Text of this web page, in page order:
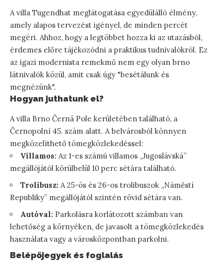
A villa Tugendhat meglátogatása egyedülálló élmény,
amely alapos tervezést igényel, de minden percét
megéri. Ahhoz, hogy a legtöbbet hozza ki az utazásból,
érdemes előre tájékozódni a praktikus tudnivalókról. Ez
az igazi modernista remekmű nem egy olyan brno
látnivalók közül, amit csak úgy "besétálunk és
megnézünk".
Hogyan juthatunk el?
A villa Brno Černá Pole kerületében található, a
Černopolní 45. szám alatt. A belvárosból könnyen
megközelíthető tömegközlekedéssel:
Villamos: Az 1-es számú villamos „Jugoslávská”
megállójától körülbelül 10 perc sétára található.
Trolibusz: A 25-ös és 26-os trolibuszok „Náměstí
Republiky” megállójától szintén rövid sétára van.
Autóval: Parkolásra korlátozott számban van
lehetőség a környéken, de javasolt a tömegközlekedés
használata vagy a városközpontban parkolni.
Belépőjegyek és foglalás